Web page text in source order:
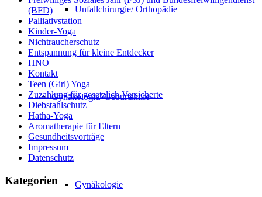
Unfallchirurgie/ Orthopädie
Gynäkologie/ Geburtshilfe
Gynäkologie
(BFD)
Palliativstation
Kinder-Yoga
Nichtraucherschutz
Entspannung für kleine Entdecker
HNO
Kontakt
Teen (Girl) Yoga
Zuzahlung für gesetzlich Versicherte
Diebstahlschutz
Hatha-Yoga
Aromatherapie für Eltern
Gesundheitsvorträge
Impressum
Datenschutz
Kategorien